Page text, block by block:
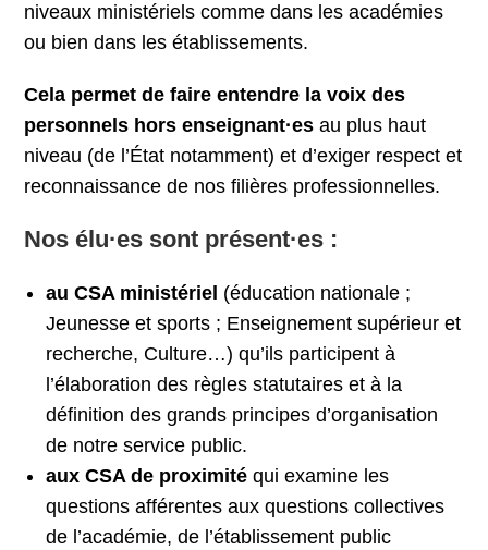
niveaux ministériels comme dans les académies
ou bien dans les établissements.
Cela permet de faire entendre la voix des
personnels hors enseignant·es au plus haut
niveau (de l’État notamment) et d’exiger respect et
reconnaissance de nos filières professionnelles.
Nos élu·es sont présent·es :
au CSA ministériel (éducation nationale ;
Jeunesse et sports ; Enseignement supérieur et
recherche, Culture…) qu’ils participent à
l’élaboration des règles statutaires et à la
définition des grands principes d’organisation
de notre service public.
aux CSA de proximité qui examine les
questions afférentes aux questions collectives
de l’académie, de l’établissement public